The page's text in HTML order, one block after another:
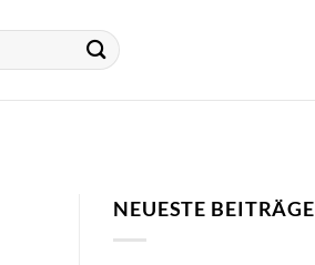
NEUESTE BEITRÄGE